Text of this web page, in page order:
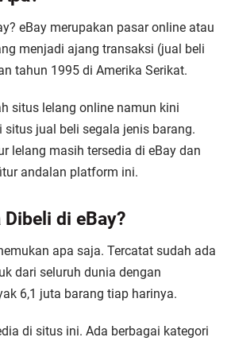
eBay merupakan pasar online atau
menjadi ajang transaksi (jual beli
tahun 1995 di Amerika Serikat.
situs lelang online namun kini
situs jual beli segala jenis barang.
lelang masih tersedia di eBay dan
andalan platform ini.
di eBay?
apa saja. Tercatat sudah ada
dari seluruh dunia dengan
6,1 juta barang tiap harinya.
di situs ini. Ada berbagai kategori